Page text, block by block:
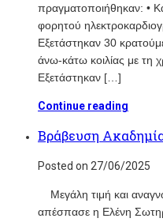
πραγματοποιήθηκαν: •
φορητού
Εξετάστηκαν 30
άνω-κάτω κοιλίας με τη
Εξετάστηκαν […]
Continue reading
Βράβευση
Posted on 27/06/2025
Μεγάλη τιμή και
απέσπασε η Ελένη